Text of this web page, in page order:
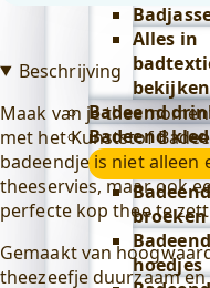
Alles in
bekijken
Badeend
Badeend
Badeend
broeken
Badeend
hoedjes
Beschrijving
Maak van je
met het Kunststof
badeendje is niet alleen
theeservies, maar ook
perfecte kop thee te
Gemaakt van
theezeefje duurzaam